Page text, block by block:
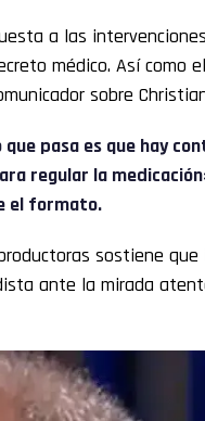
a las
médico. Así como
sobre
pasa es que hay
regular la
el formato.
sostiene que
ante la mirada